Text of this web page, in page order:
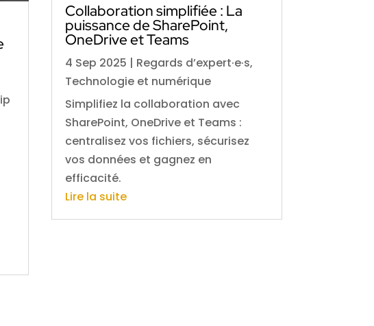
Collaboration simplifiée : La
puissance de SharePoint,
OneDrive et Teams
4 Sep 2025 | Regards d’expert·e·s,
Technologie et numérique
Simplifiez la collaboration avec
SharePoint, OneDrive et Teams :
centralisez vos fichiers, sécurisez
vos données et gagnez en
efficacité.
Lire la suite